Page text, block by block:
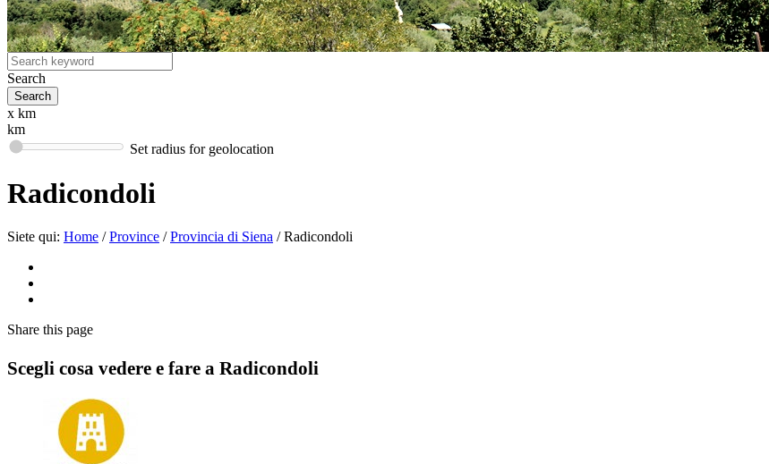
Search
x km
km
Set radius for geolocation
Radicondoli
Siete qui: Home / Province / Provincia di Siena / Radicondoli
Share this page
Scegli cosa vedere e fare a Radicondoli